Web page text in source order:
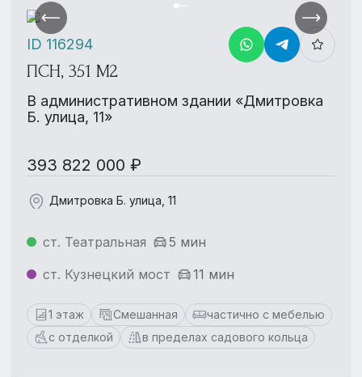
ПСН, 351 М2
В административном здании «Дмитровка
Б. улица, 11»
393 822 000 ₽
Дмитровка Б. улица, 11
ст. Театральная
5 мин
ст. Кузнецкий мост
11 мин
1 этаж Смешанная
частично с мебелью
с отделкой
в пределах садового кольца
ID 116294